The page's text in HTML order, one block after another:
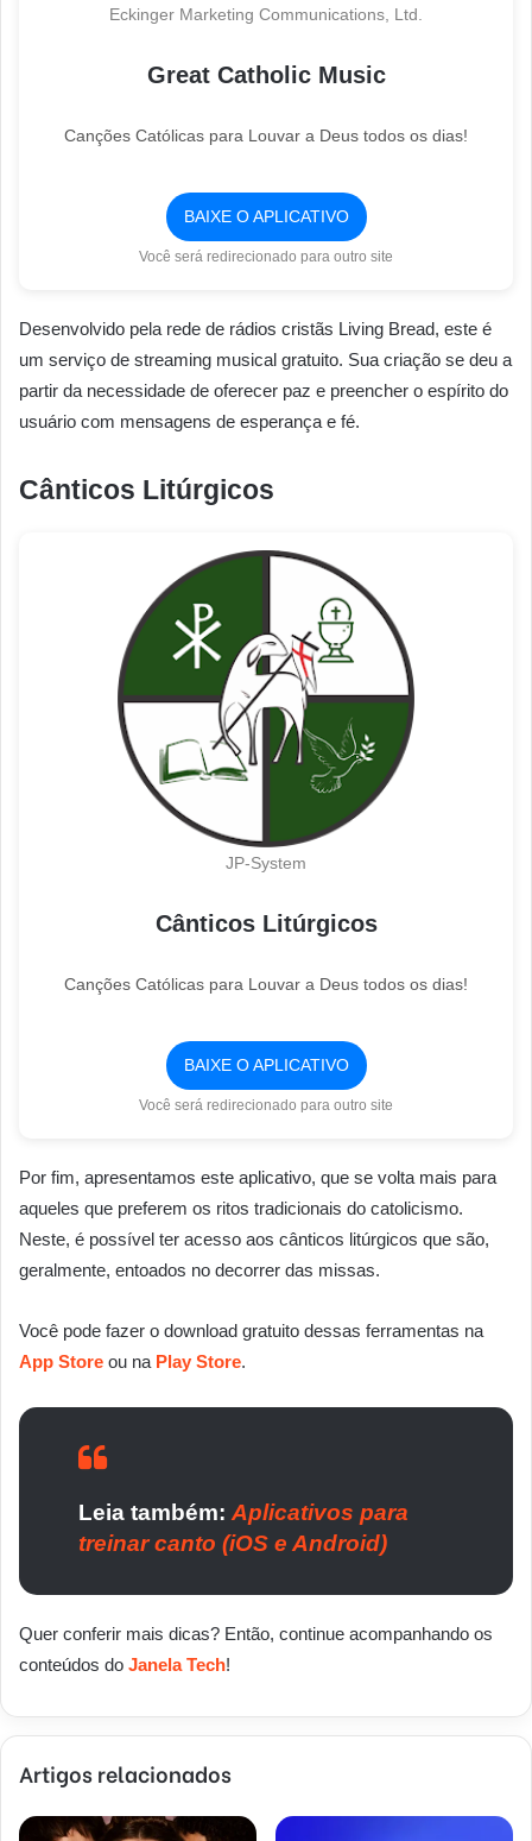
Eckinger Marketing Communications, Ltd.
Great Catholic Music
Canções Católicas para Louvar a Deus todos os dias!
BAIXE O APLICATIVO
Você será redirecionado para outro site
Desenvolvido pela rede de rádios cristãs Living Bread, este é
um serviço de streaming musical gratuito. Sua criação se deu a
partir da necessidade de oferecer paz e preencher o espírito do
usuário com mensagens de esperança e fé.
Cânticos Litúrgicos
JP-System
Cânticos Litúrgicos
Canções Católicas para Louvar a Deus todos os dias!
BAIXE O APLICATIVO
Você será redirecionado para outro site
Por fim, apresentamos este aplicativo, que se volta mais para
aqueles que preferem os ritos tradicionais do catolicismo.
Neste, é possível ter acesso aos cânticos litúrgicos que são,
geralmente, entoados no decorrer das missas.
Você pode fazer o download gratuito dessas ferramentas na
App Store ou na Play Store.
Leia também: Aplicativos para
treinar canto (iOS e Android)
Quer conferir mais dicas? Então, continue acompanhando os
conteúdos do Janela Tech!
Artigos relacionados